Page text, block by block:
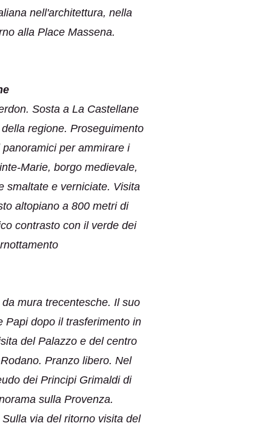
nell'architettura, nella
alla Place Massena.
Sosta a La Castellane
regione. Proseguimento
per ammirare i
Marie, borgo medievale,
smaltate e verniciate. Visita
altopiano a 800 metri di
contrasto con il verde dei
mura trecentesche. Il suo
Papi dopo il trasferimento in
del Palazzo e del centro
Pranzo libero. Nel
dei Principi Grimaldi di
sulla Provenza.
via del ritorno visita del